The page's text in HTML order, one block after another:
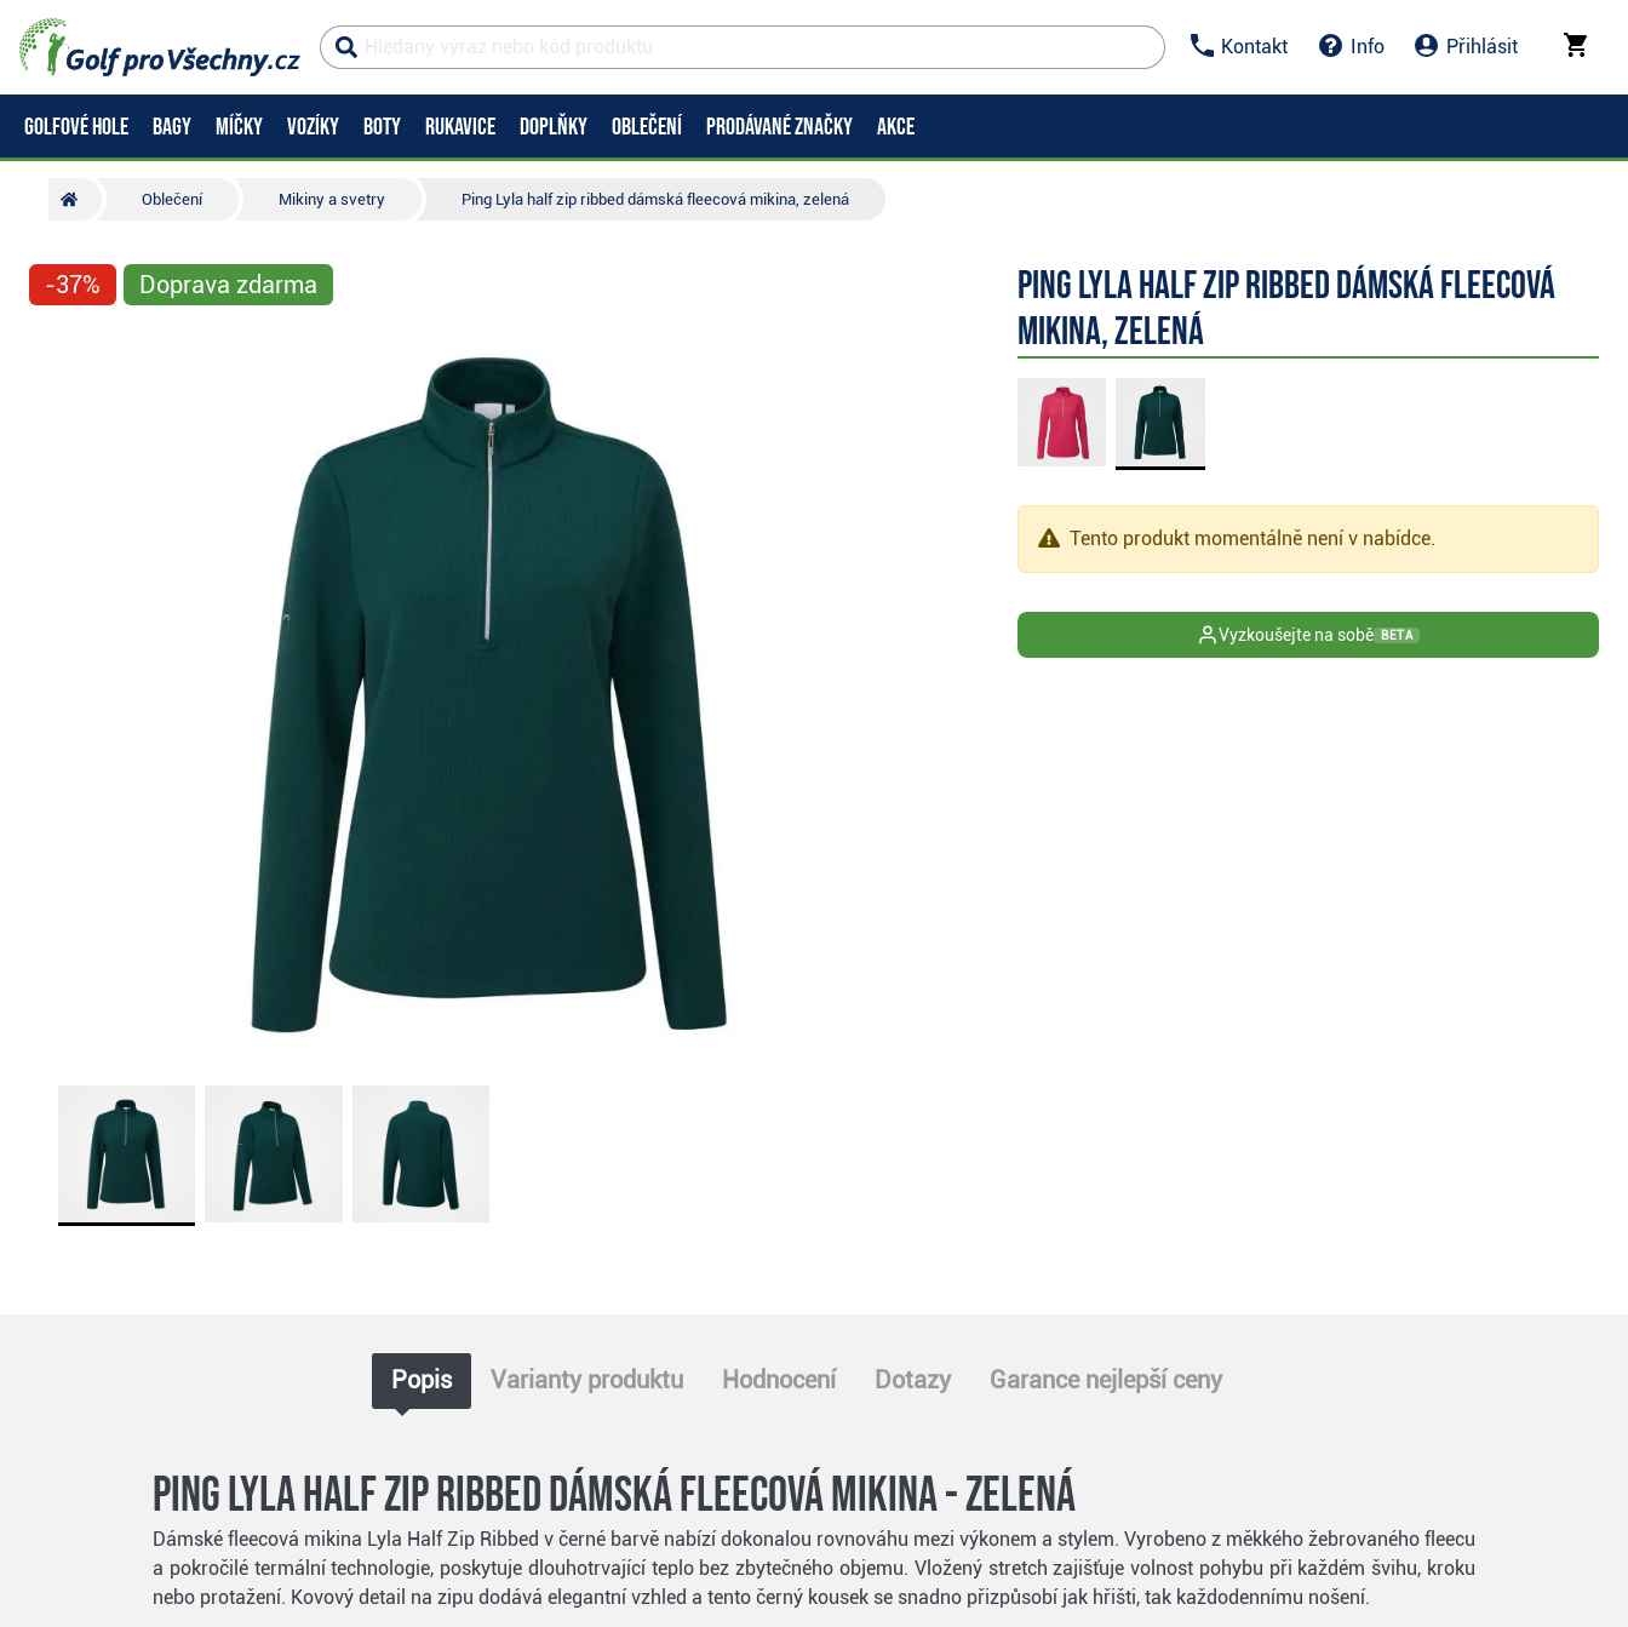
Kontakt Info Přihlásit
GOLFOVÉ HOLE BAGY MÍČKY VOZÍKY BOTY RUKAVICE DOPLŇKY OBLEČENÍ PRODÁVANÉ ZNAČKY AKCE
Oblečení Mikiny a svetry Ping Lyla half zip ribbed dámská fleecová mikina, zelená
-37% Doprava zdarma
Ping Lyla half zip ribbed dámská fleecová
mikina, zelená
Tento produkt momentálně není v nabídce.
Vyzkoušejte na sobě BETA
Popis Varianty produktu Hodnocení Dotazy Garance nejlepší ceny
Ping Lyla half zip ribbed dámská fleecová mikina - zelená
Dámské fleecová mikina Lyla Half Zip Ribbed v černé barvě nabízí dokonalou rovnováhu mezi výkonem a stylem. Vyrobeno z měkkého žebrovaného fleecu
a pokročilé termální technologie, poskytuje dlouhotrvající teplo bez zbytečného objemu. Vložený stretch zajišťuje volnost pohybu při každém švihu, kroku
nebo protažení. Kovový detail na zipu dodává elegantní vzhled a tento černý kousek se snadno přizpůsobí jak hřišti, tak každodennímu nošení.